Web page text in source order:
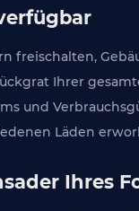
freischalten,
Ihrer
und
Läden
Ihres